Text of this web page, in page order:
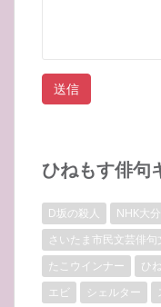
ひねもす俳句
D坂の殺人 NHK大
さいたま市民文芸俳句
たこウインナー
ひ
エビ
シェルター